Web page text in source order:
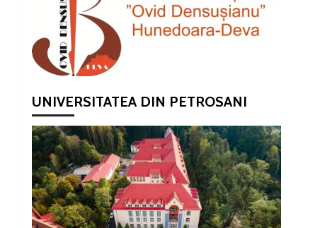
UNIVERSITATEA DIN PETROSANI